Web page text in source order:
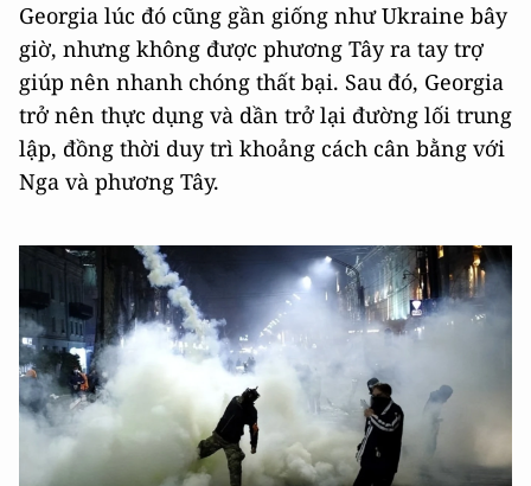
Georgia lúc đó cũng gần giống như Ukraine bây
giờ, nhưng không được phương Tây ra tay trợ
giúp nên nhanh chóng thất bại. Sau đó, Georgia
trở nên thực dụng và dần trở lại đường lối trung
lập, đồng thời duy trì khoảng cách cân bằng với
Nga và phương Tây.